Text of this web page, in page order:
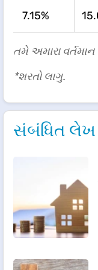
7.15%
તમે અમારા વર્તમાન
*શરતો લાગુ.
સંબંધિત લેખ